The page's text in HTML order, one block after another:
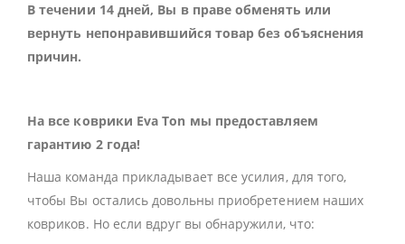
В течении 14 дней, Вы в праве обменять или
вернуть непонравившийся товар без объяснения
причин.
На все коврики Eva Ton мы предоставляем
гарантию 2 года!
Наша команда прикладывает все усилия, для того,
чтобы Вы остались довольны приобретением наших
ковриков. Но если вдруг вы обнаружили, что: